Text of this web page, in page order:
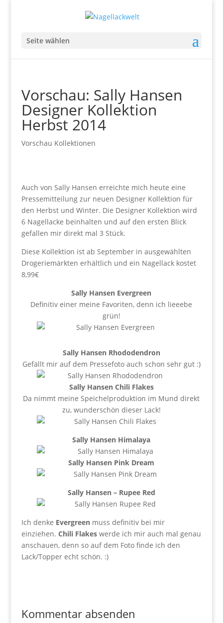
Seite wählen
Vorschau: Sally Hansen
Designer Kollektion
Herbst 2014
Vorschau Kollektionen
Auch von Sally Hansen erreichte mich heute eine
Pressemitteilung zur neuen Designer Kollektion für
den Herbst und Winter. Die Designer Kollektion wird
6 Nagellacke beinhalten und auf den ersten Blick
gefallen mir direkt mal 3 Stück.
Diese Kollektion ist ab September in ausgewählten
Drogeriemärkten erhältlich und ein Nagellack kostet
8,99€
Sally Hansen Evergreen
Definitiv einer meine Favoriten, denn ich lieeebe
grün!
Sally Hansen Rhododendron
Gefällt mir auf dem Pressefoto auch schon sehr gut :)
Sally Hansen Chili Flakes
Da nimmt meine Speichelproduktion im Mund direkt
zu, wunderschön dieser Lack!
Sally Hansen Himalaya
Sally Hansen Pink Dream
Sally Hansen – Rupee Red
Ich denke Evergreenmuss definitiv bei mir
einziehen. Chili Flakes werde ich mir auch mal genau
anschauen, denn so auf dem Foto finde ich den
Lack/Topper echt schön. :)
Kommentar absenden